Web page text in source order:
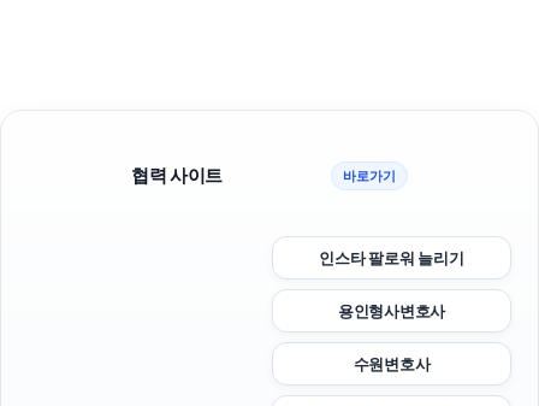
협력 사이트 바로가기
인스타 팔로워 늘리기
용인형사변호사
수원변호사